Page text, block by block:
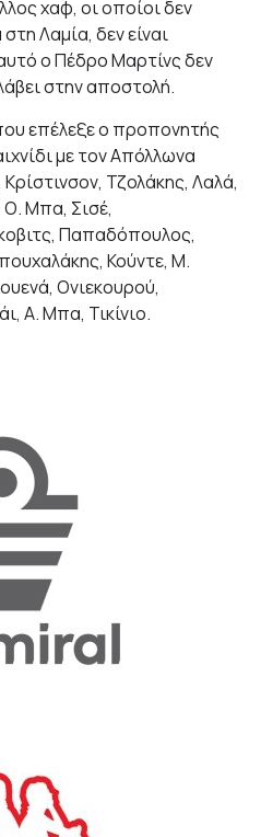
χαφ, οι οποίοι δεν
Λαμία, δεν είναι
ο Πέδρο Μαρτίνς δεν
στην αποστολή.
επέλεξε ο προπονητής
με τον Απόλλωνα
Κρίστινσον, Τζολάκης, Λαλά,
Μπα, Σισέ,
Παπαδόπουλος,
Κούντε, Μ.
Ονιεκουρού,
Α. Μπα, Τικίνιο.